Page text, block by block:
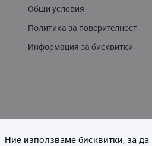
Общи условия
Политика за поверителност
Информация за бисквитки
Ние използваме бисквитки, за